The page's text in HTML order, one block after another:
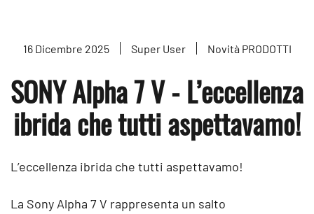
16 Dicembre 2025 Super User Novità PRODOTTI
SONY Alpha 7 V - L’eccellenza
ibrida che tutti aspettavamo!
L’eccellenza ibrida che tutti aspettavamo!
La Sony Alpha 7 V rappresenta un salto